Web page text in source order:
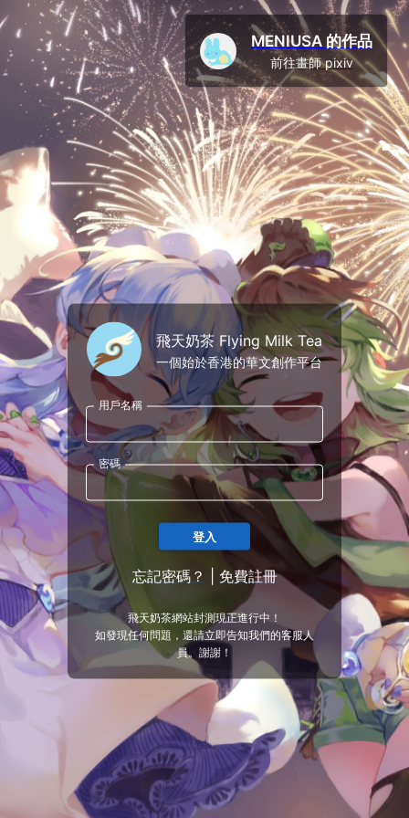
飛天奶茶 Flying Milk Tea
一個始於香港的華文創作平台
用戶名稱
密碼
登入
忘記密碼？ 免費註冊
飛天奶茶網站封測現正進行中！
如發現任何問題，還請立即告知我們的客服人
員。謝謝！
MENIUSA 的作品
前往畫師 pixiv